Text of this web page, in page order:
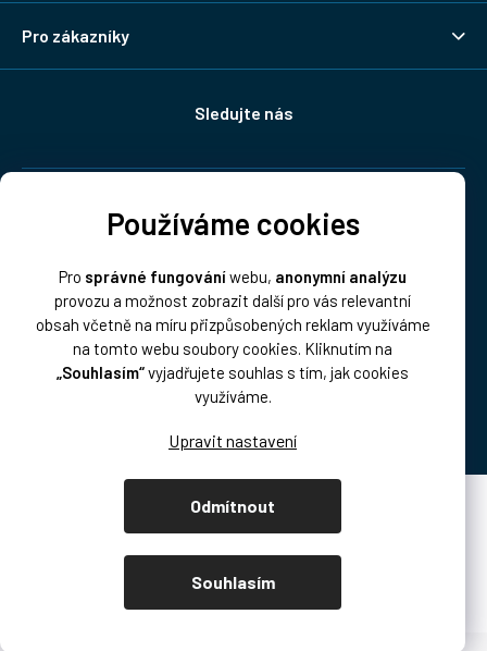
Používáme cookies
Pro správné fungováníwebu, anonymní analýzu
provozu a možnost zobrazit další pro vás relevantní
obsah včetně na míru přizpůsobených reklam využíváme
na tomto webu soubory cookies. Kliknutím na
„Souhlasím“vyjadřujete souhlas s tím, jak cookies
využíváme.
Odmítnout
Souhlasím
Pro zákazníky
Sledujte nás
Platba:
Vytvořil Shoptet Premium
Copyright 2026 . Všechna práva vyhrazena.
Upravit nastavení cookies